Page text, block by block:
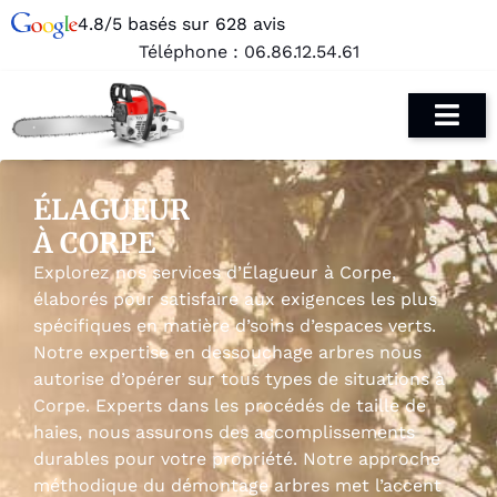
4.8/5 basés sur 628 avis
Téléphone : 06.86.12.54.61
ÉLAGUEUR
À CORPE
Explorez nos services d’Élagueur à Corpe,
élaborés pour satisfaire aux exigences les plus
spécifiques en matière d’soins d’espaces verts.
Notre expertise en dessouchage arbres nous
autorise d’opérer sur tous types de situations à
Corpe. Experts dans les procédés de taille de
haies, nous assurons des accomplissements
durables pour votre propriété. Notre approche
méthodique du démontage arbres met l’accent